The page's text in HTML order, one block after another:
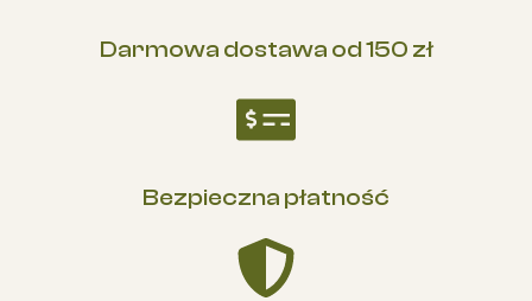
Darmowa dostawa od 150 zł
Bezpieczna płatność